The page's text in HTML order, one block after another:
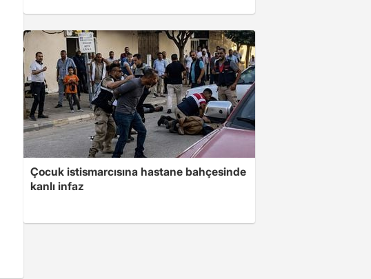
Çocuk istismarcısına hastane bahçesinde
kanlı infaz